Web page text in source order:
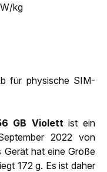
kg
für physische SIM-
GB Violett ist ein
2022 von
Gerät hat eine Größe
172 g. Es ist daher